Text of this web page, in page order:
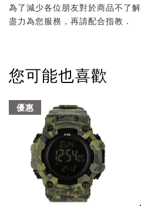
為了減少各位朋友對於商品不了
盡力為您服務，再請配合指教．
您可能也喜歡
優惠